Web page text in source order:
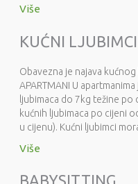
Više
KUĆNI LJUBIMCI
Obavezna je najava
APARTMANI U
ljubimaca do 7kg težine po
kućnih ljubimaca po cijeni
u cijenu). Kućni ljubimci
Više
BABYSITTING